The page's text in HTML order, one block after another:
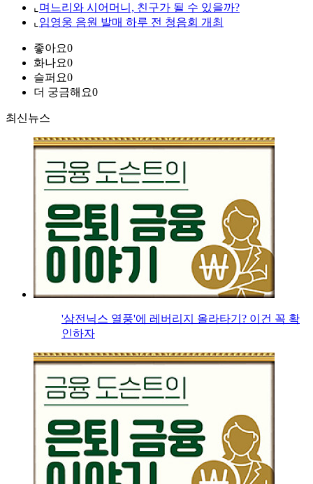
⌞ 며느리와 시어머니, 친구가 될 수 있을까?
⌞ 임영웅 음원 발매 하루 전 청음회 개최
좋아요0
화나요0
슬퍼요0
더 궁금해요0
최신뉴스
'삼전닉스 열풍'에 레버리지 올라타기? 이건 꼭 확
인하자